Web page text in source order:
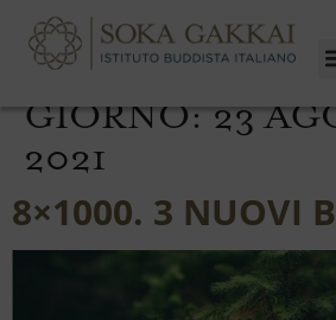
GIORNO: 23
2021
8×1000. 3 NUOVI